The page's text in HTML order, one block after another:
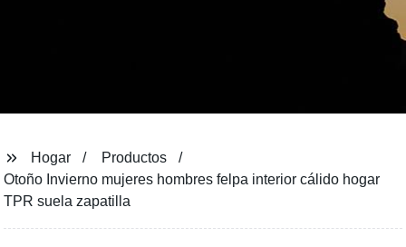
Hogar
Productos
Otoño Invierno mujeres hombres felpa interior cálido hogar
TPR suela zapatilla